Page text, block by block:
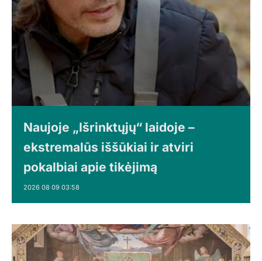
Naujoje „Išrinktųjų“ laidoje –
ekstremalūs iššūkiai ir atviri
pokalbiai apie tikėjimą
2026 08 09 03:58